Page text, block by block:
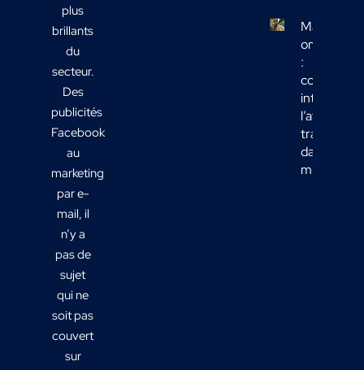
plus
brillants
du
secteur.
Des
publicités
Facebook
au
marketing
par e-
mail, il
n’y a
pas de
sujet
qui ne
soit pas
couvert
sur
Marketing
omnicanal
:
comment
intégrer
l’affichage
transport
dans votre
mix média